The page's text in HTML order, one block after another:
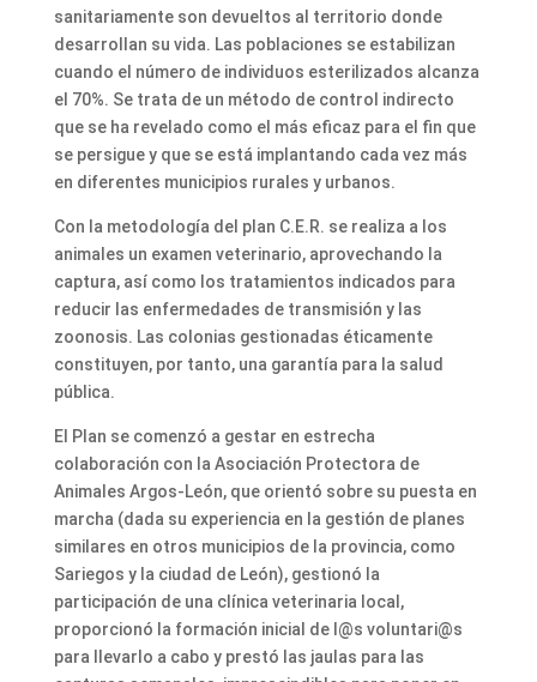
sanitariamente son devueltos al territorio donde
desarrollan su vida. Las poblaciones se estabilizan
cuando el número de individuos esterilizados alcanza
el 70%. Se trata de un método de control indirecto
que se ha revelado como el más eficaz para el fin que
se persigue y que se está implantando cada vez más
en diferentes municipios rurales y urbanos.
Con la metodología del plan C.E.R. se realiza a los
animales un examen veterinario, aprovechando la
captura, así como los tratamientos indicados para
reducir las enfermedades de transmisión y las
zoonosis. Las colonias gestionadas éticamente
constituyen, por tanto, una garantía para la salud
pública.
El Plan se comenzó a gestar en estrecha
colaboración con la Asociación Protectora de
Animales Argos-León, que orientó sobre su puesta en
marcha (dada su experiencia en la gestión de planes
similares en otros municipios de la provincia, como
Sariegos y la ciudad de León), gestionó la
participación de una clínica veterinaria local,
proporcionó la formación inicial de l@s voluntari@s
para llevarlo a cabo y prestó las jaulas para las